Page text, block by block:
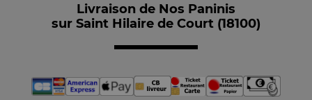
Livraison de Nos Paninis
sur Saint Hilaire de Court (18100)